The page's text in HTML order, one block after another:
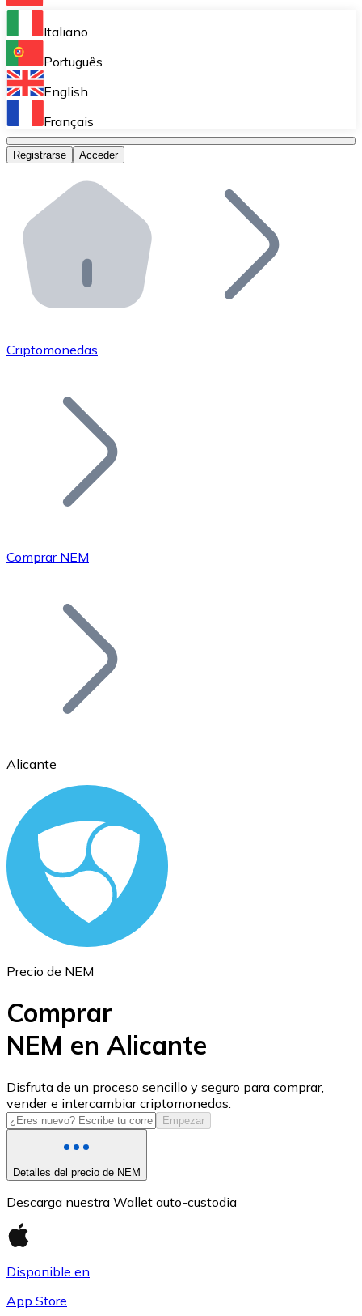
Bitnovo Ramp
Integra nuestra solución en tu plataforma.
Bitnovo Giftcards
Bitnovo OTC
Bitnovo ATM
Integra un ATM Bitnovo en tu negocio y permite que
Bitnovo API
Integra nuestra API en tu ecosistema.
Únete a nuestra red de distribuidores.
Añade tu proyecto a nuestro ecosistema.
Bitcoin
Ethereum
ETH
USD Coin
USDC
Italiano
Português
English
Français
Registrarse Acceder
Criptomonedas
Comprar NEM
Alicante
Precio de NEM
Comprar
NEM en Alicante
Disfruta de un proceso sencillo y seguro para comprar,
vender e intercambiar criptomonedas.
Empezar
Detalles del precio de NEM
Descarga nuestra Wallet auto-custodia
Disponible en
App Store